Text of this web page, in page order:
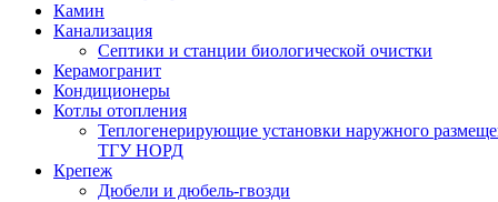
Камин
Канализация
Септики и станции биологической очистки
Керамогранит
Кондиционеры
Котлы отопления
Теплогенерирующие установки наружного
ТГУ НОРД
Крепеж
Дюбели и дюбель-гвозди